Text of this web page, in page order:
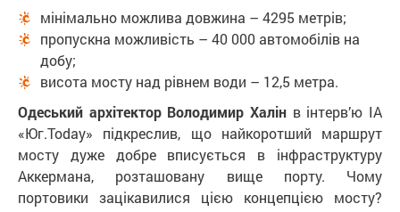
мінімально можлива довжина – 4295 метрів;
пропускна можливість – 40 000 автомобілів на
добу;
висота мосту над рівнем води – 12,5 метра.
Одеський архітектор Володимир Халін в інтерв’ю ІА
«Юг.Today» підкреслив, що найкоротший маршрут
мосту дуже добре вписується в інфраструктуру
Аккермана, розташовану вище порту. Чому
портовики зацікавилися цією концепцією мосту?